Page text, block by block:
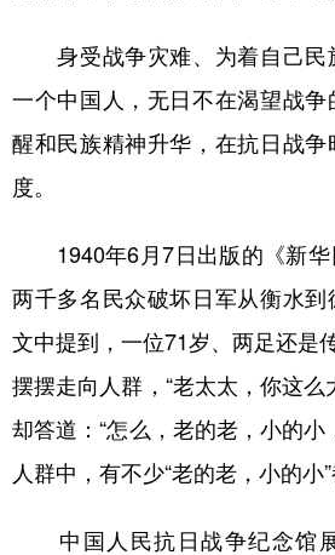
身受战争灾难、为着自己民
一个中国人，无日不在渴望战争
醒和民族精神升华，在抗日战争
度。
1940年6月7日出版的《新华
两千多名民众破坏日军从衡水到
文中提到，一位71岁、两足还是
摆摆走向人群，“老太太，你这么
却答道：“怎么，老的老，小的小
人群中，有不少“老的老，小的小”
中国人民抗日战争纪念馆